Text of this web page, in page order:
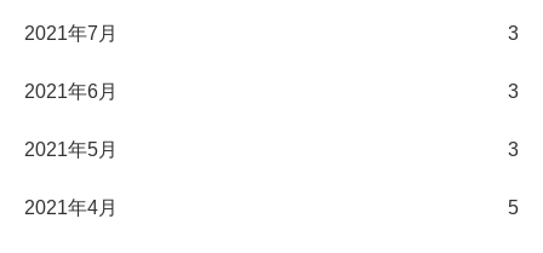
2021年7月 3
2021年6月 3
2021年5月 3
2021年4月 5